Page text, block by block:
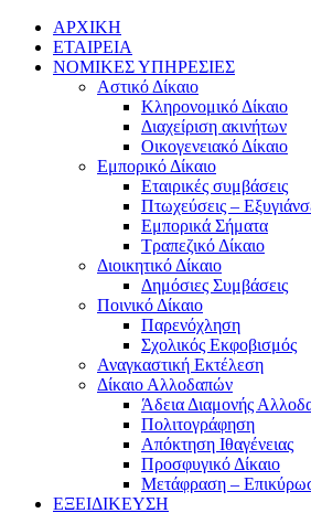
ΑΡΧΙΚΗ
ΕΤΑΙΡΕΙΑ
ΝΟΜΙΚΕΣ ΥΠΗΡΕΣΙΕΣ
Αστικό Δίκαιο
Κληρονομικό Δίκαιο
Διαχείριση ακινήτων
Οικογενειακό Δίκαιο
Εμπορικό Δίκαιο
Εταιρικές συμβάσεις
Πτωχεύσεις –
Εμπορικά Σήματα
Τραπεζικό Δίκαιο
Διοικητικό Δίκαιο
Δημόσιες Συμβάσεις
Ποινικό Δίκαιο
Παρενόχληση
Σχολικός Εκφοβισμός
Αναγκαστική Εκτέλεση
Δίκαιο Αλλοδαπών
Άδεια Διαμονής
Πολιτογράφηση
Απόκτηση Ιθαγένειας
Προσφυγικό Δίκαιο
Μετάφραση –
ΕΞΕΙΔΙΚΕΥΣΗ